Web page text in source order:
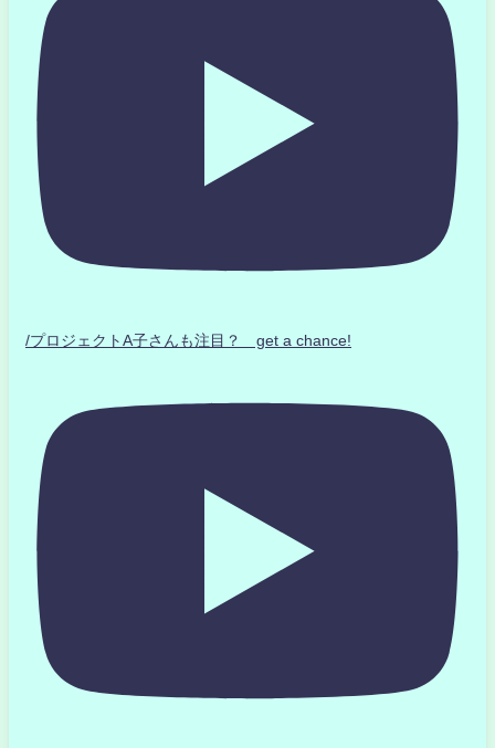
/プロジェクトA子さんも注目？ get a chance!